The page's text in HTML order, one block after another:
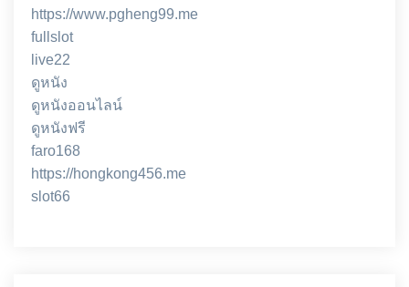
https://www.pgheng99.me
fullslot
live22
ดูหนัง
ดูหนังออนไลน์
ดูหนังฟรี
faro168
https://hongkong456.me
slot66